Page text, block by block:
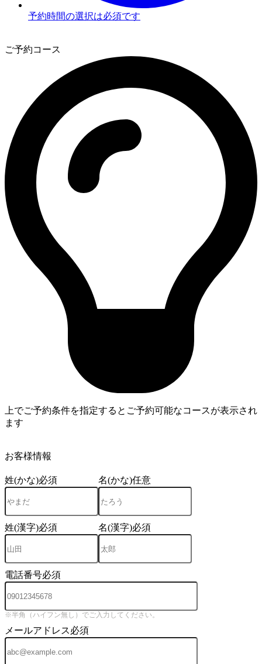
予約時間の選択は必須です
ご予約コース
上でご予約条件を指定するとご予約可能なコースが表示され
ます
お客様情報
姓(かな)必須 名(かな)任意
姓(漢字)必須 名(漢字)必須
電話番号必須
※半角（ハイフン無し）でご入力してください。
メールアドレス必須